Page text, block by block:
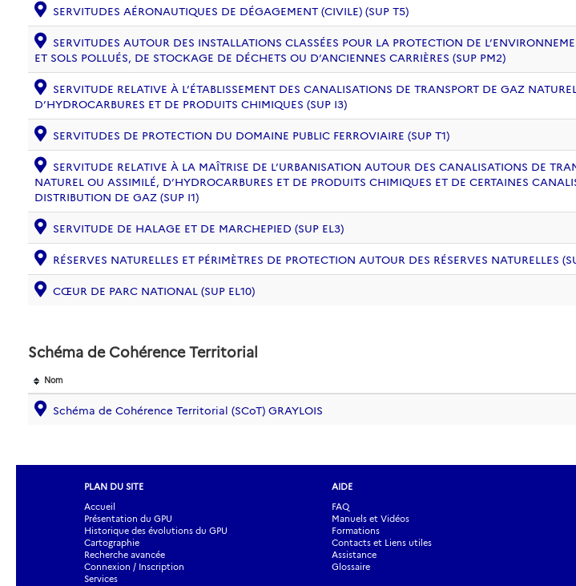
SERVITUDES AÉRONAUTIQUES DE DÉGAGEMENT (CIVILE) (SUP T5)
SERVITUDES AUTOUR DES INSTALLATIONS CLASSÉES POUR LA PROTECTION DE
ET SOLS POLLUÉS, DE STOCKAGE DE DÉCHETS OU D’ANCIENNES CARRIÈRES (SUP PM2)
SERVITUDE RELATIVE À L’ÉTABLISSEMENT DES CANALISATIONS DE TRANSPORT DE GAZ
D’HYDROCARBURES ET DE PRODUITS CHIMIQUES (SUP I3)
SERVITUDES DE PROTECTION DU DOMAINE PUBLIC FERROVIAIRE (SUP T1)
SERVITUDE RELATIVE À LA MAÎTRISE DE L’URBANISATION AUTOUR DES CANALISATIONS DE
NATUREL OU ASSIMILÉ, D’HYDROCARBURES ET DE PRODUITS CHIMIQUES ET DE CERTAINES
DISTRIBUTION DE GAZ (SUP I1)
SERVITUDE DE HALAGE ET DE MARCHEPIED (SUP EL3)
RÉSERVES NATURELLES ET PÉRIMÈTRES DE PROTECTION AUTOUR DES RÉSERVES NATURELLES
CŒUR DE PARC NATIONAL (SUP EL10)
Schéma de Cohérence Territorial
Nom
Schéma de Cohérence Territorial (SCoT) GRAYLOIS
PLAN DU SITE
Accueil
Présentation du GPU
Historique des évolutions du GPU
Cartographie
Recherche avancée
Connexion / Inscription
Services
AIDE
FAQ
Manuels et Vidéos
Formations
Contacts et Liens utiles
Assistance
Glossaire